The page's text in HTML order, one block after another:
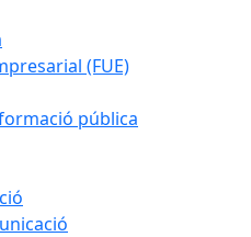
(FUE)
pública